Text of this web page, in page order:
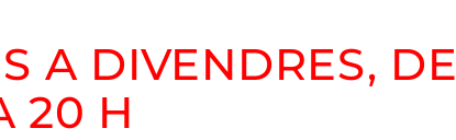
A DIVENDRES, DE
20 H